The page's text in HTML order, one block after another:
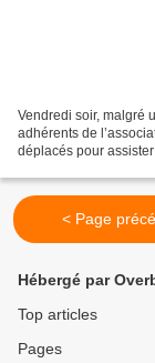
Vendredi soir, malgré
adhérents de
déplacés pour
< Page
Hébergé par
Top articles
Pages